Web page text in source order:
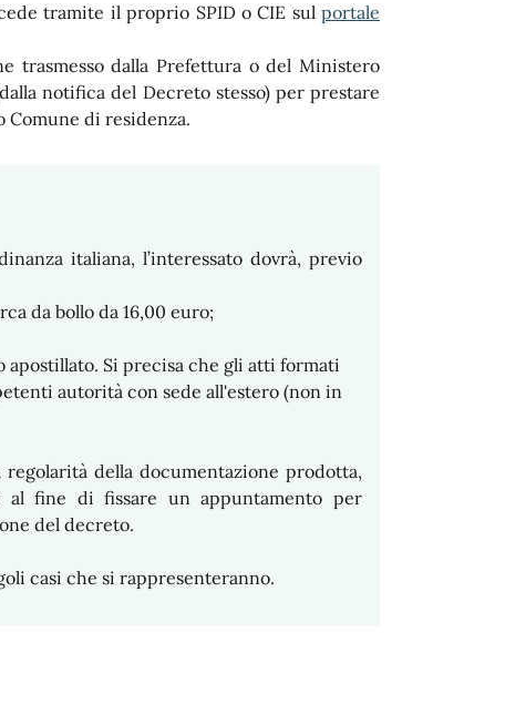
tramite il proprio SPID o CIE sul portale
trasmesso dalla Prefettura o del Ministero
notifica del Decreto stesso) per prestare
Comune di residenza.
italiana, l’interessato dovrà, previo
da bollo da 16,00 euro;
apostillato. Si precisa che gli atti formati
autorità con sede all'estero (non in
della documentazione prodotta,
al fine di fissare un appuntamento per
del decreto.
casi che si rappresenteranno.